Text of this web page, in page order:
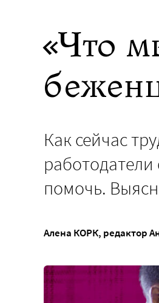
«Что
Как сейчас
помочь.
Алена КОРК, редактор